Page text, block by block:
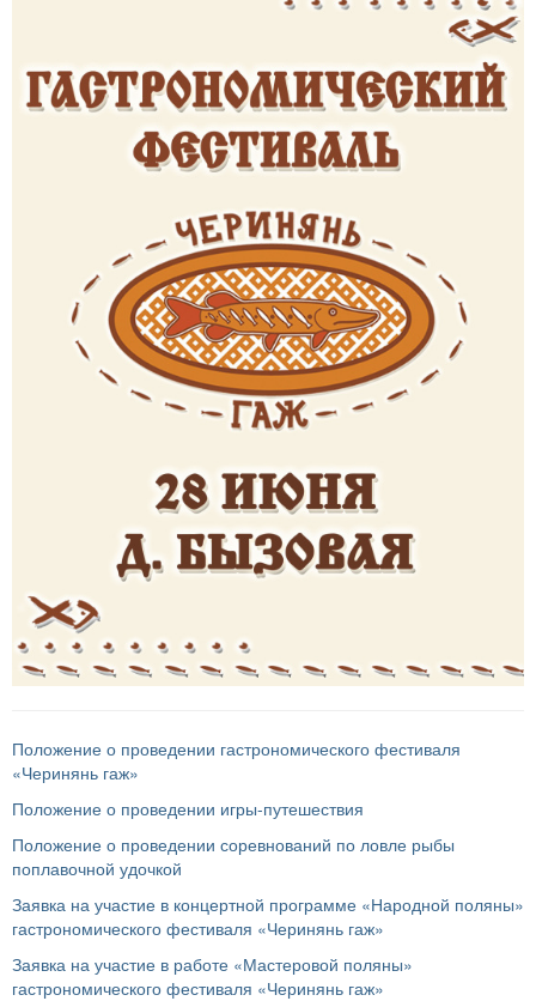
Положение о проведении гастрономического фестиваля
«Черинянь гаж»
Положение о проведении игры-путешествия
Положение о проведении соревнований по ловле рыбы
поплавочной удочкой
Заявка на участие в концертной программе «Народной поляны»
гастрономического фестиваля «Черинянь гаж»
Заявка на участие в работе «Мастеровой поляны»
гастрономического фестиваля «Черинянь гаж»